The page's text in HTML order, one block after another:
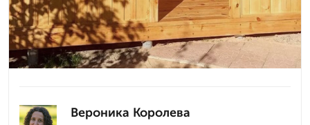
Вероника Королева